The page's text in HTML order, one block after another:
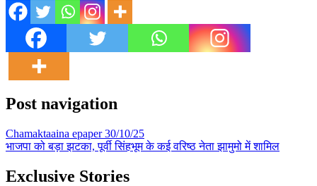
Post navigation
Chamaktaaina epaper 30/10/25
भाजपा को बड़ा झटका, पूर्वी सिंहभूम के कई वरिष्ठ नेता झामुमो में शामिल
Exclusive Stories